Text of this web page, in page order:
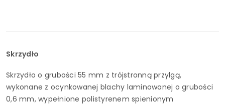
Skrzydło
Skrzydło o grubości 55 mm z trójstronną przylgą,
wykonane z ocynkowanej blachy laminowanej o grubości
0,6 mm, wypełnione polistyrenem spienionym